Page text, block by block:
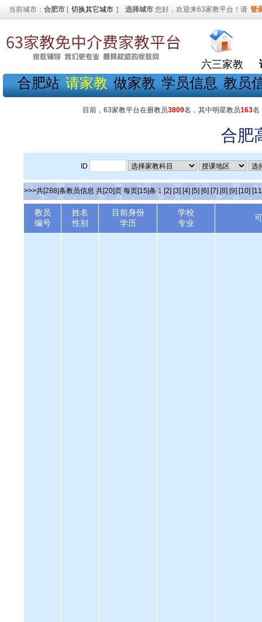
当前城市： 合肥市 [ 切换其它城市 ] 选择城市 您好，欢迎来63家教平台！请 登
六三家教
合肥站 请家教 做家教 学员信息 教员
目前，63家教平台在册教员3809名，其中明星教员163名
合肥
ID
>>>共[288]条教员信息 共[20]页 每页[15]条 1 [2] [3] [4] [5] [6] [7] [8] [9] [10]
教员
编号
姓名
性别
目前身份
学历
学校
专业